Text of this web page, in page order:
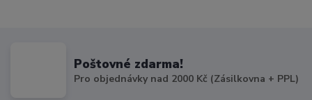
Poštovné zdarma!
Pro objednávky nad 2000 Kč (Zásilkovna + PPL)